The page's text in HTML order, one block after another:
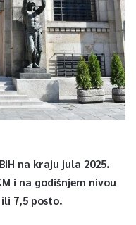
na kraju jula 2025.
i na godišnjem nivou
7,5 posto.